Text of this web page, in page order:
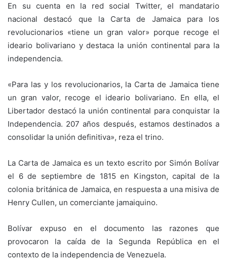
En su cuenta en la red social Twitter, el mandatario
nacional destacó que la Carta de Jamaica para los
revolucionarios «tiene un gran valor» porque recoge el
ideario bolivariano y destaca la unión continental para la
independencia.
«Para las y los revolucionarios, la Carta de Jamaica tiene
un gran valor, recoge el ideario bolivariano. En ella, el
Libertador destacó la unión continental para conquistar la
Independencia. 207 años después, estamos destinados a
consolidar la unión definitiva», reza el trino.
La Carta de Jamaica es un texto escrito por Simón Bolívar
el 6 de septiembre de 1815 en Kingston, capital de la
colonia británica de Jamaica, en respuesta a una misiva de
Henry Cullen, un comerciante jamaiquino.
Bolívar expuso en el documento las razones que
provocaron la caída de la Segunda República en el
contexto de la independencia de Venezuela.